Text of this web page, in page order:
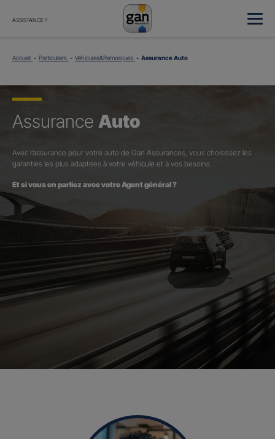
ASSISTANCE ?
Accueil Particuliers Véhicules&Remorques Assurance Auto
Assurance Auto
Avec l’assurance pour votre auto de Gan Assurances, vous choisissez les
garanties les plus adaptées à votre véhicule et à vos besoins.
Et si vous en parliez avec votre Agent général ?